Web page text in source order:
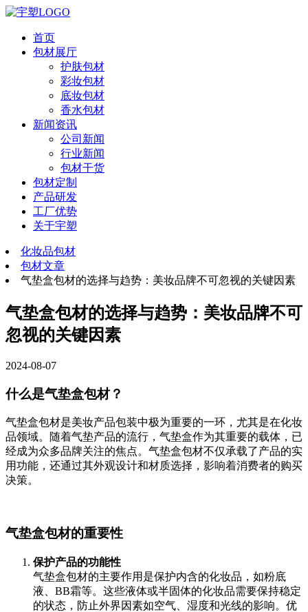
首页
包材展厅
护肤包材
彩妆包材
底妆包材
香水包材
新闻资讯
公司新闻
行业新闻
包材干货
包材定制
产品研发
工厂优势
关于宇塑
化妆品包材
包材文章
气垫盒包材的选择与趋势：美妆品牌不可忽视的关键因素
气垫盒包材的选择与趋势：美妆品牌不可
忽视的关键因素
2024-08-07
什么是气垫盒包材？
气垫盒包材是美妆产品包装中极为重要的一环，尤其是在化妆
品领域。随着气垫产品的流行，气垫盒作为其重要的载体，已
经成为众多品牌关注的焦点。气垫盒包材不仅承载了产品的实
用功能，还通过其外观设计和材质选择，影响着消费者的购买
决策。
气垫盒包材的重要性
保护产品的功能性
气垫盒包材的主要作用是保护内含的化妆品，如粉底
液、BB霜等。这些液体或半固体的化妆品需要保持稳定
的状态，防止外界因素如空气、湿度和光线的影响。优